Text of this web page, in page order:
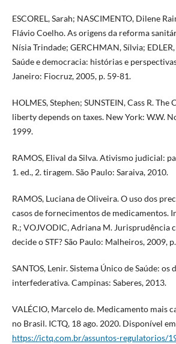
ESCOREL, Sarah; NASCIMENTO, Dilene
Flávio Coelho. As origens da reforma
Nísia Trindade; GERCHMAN, Sílvia;
Saúde e democracia: histórias e
Janeiro: Fiocruz, 2005, p. 59-81.
HOLMES, Stephen; SUNSTEIN, Cass R.
liberty depends on taxes. New York: W.W.
1999.
RAMOS, Elival da Silva. Ativismo judicial:
1. ed., 2. tiragem. São Paulo: Saraiva, 2010.
RAMOS, Luciana de Oliveira. O uso dos
casos de fornecimentos de medicamentos.
R.; VOJVODIC, Adriana M. Jurisprudência
decide o STF? São Paulo: Malheiros, 2009,
SANTOS, Lenir. Sistema Único de Saúde: os
interfederativa. Campinas: Saberes, 2013.
VALÉCIO, Marcelo de. Medicamento mais
no Brasil. ICTQ, 18 ago. 2020. Disponível
https://ictq.com.br/assuntos-regulatorios/